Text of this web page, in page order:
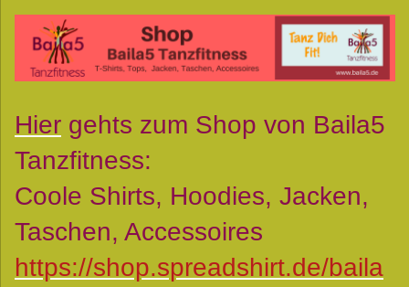
Hier gehts zum Shop von Baila5
Tanzfitness:
Coole Shirts, Hoodies, Jacken,
Taschen, Accessoires
https://shop.spreadshirt.de/baila